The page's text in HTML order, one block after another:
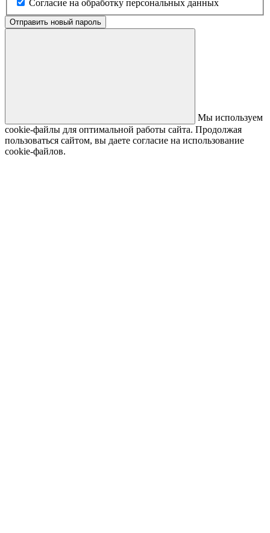
Согласие на обработку персональных данных
Отправить новый пароль
Мы используем
cookie-файлы для оптимальной работы сайта. Продолжая
пользоваться сайтом, вы даете согласие на использование
cookie-файлов.